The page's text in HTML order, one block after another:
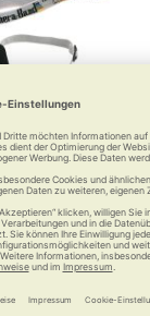
Sicherheit